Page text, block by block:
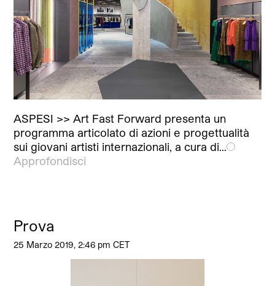
ASPESI >> Art Fast Forward presenta un
programma articolato di azioni e progettualità
sui giovani artisti internazionali, a cura di…
Approfondisci
Prova
25 Marzo 2019, 2:46 pm CET